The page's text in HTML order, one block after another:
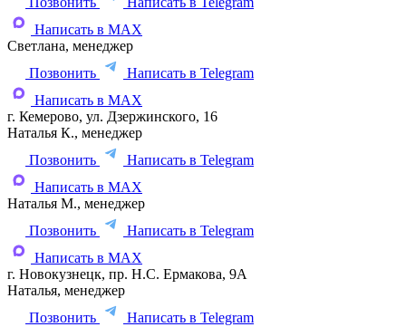
Написать в MAX
Светлана, менеджер
Позвонить
Написать в Telegram
Написать в MAX
г. Кемерово, ул. Дзержинского, 16
Наталья К., менеджер
Позвонить
Написать в Telegram
Написать в MAX
Наталья М., менеджер
Позвонить
Написать в Telegram
Написать в MAX
г. Новокузнецк, пр. Н.С. Ермакова, 9А
Наталья, менеджер
Позвонить
Написать в Telegram